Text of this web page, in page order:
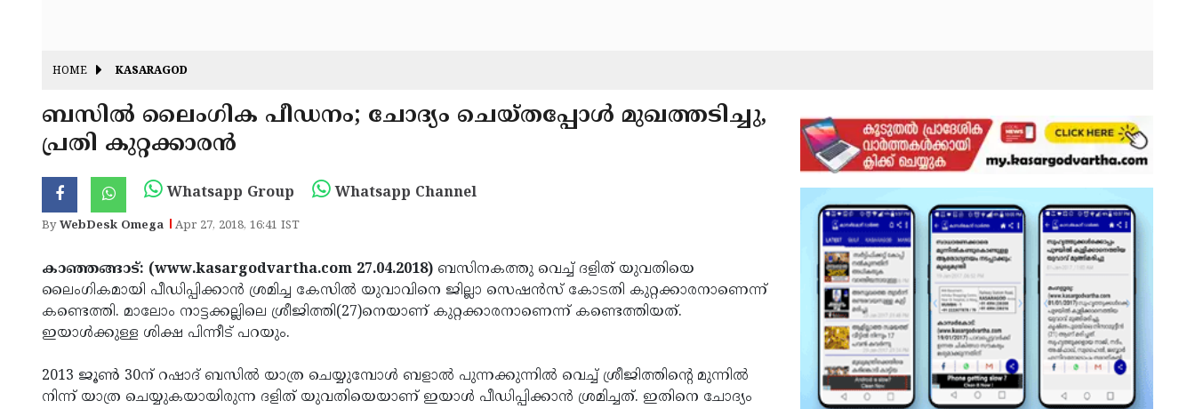
HOME KASARAGOD
ബസില്‍ ലൈംഗിക പീഡനം; ചോദ്യം ചെയ്തപ്പോള്‍ മുഖത്തടിച്ചു,
പ്രതി കുറ്റക്കാരന്‍
Whatsapp Group Whatsapp Channel
ByWebDesk Omega Apr 27, 2018, 16:41 IST
കാഞ്ഞങ്ങാട്: (www.kasargodvartha.com 27.04.2018) ബസിനകത്തു വെച്ച് ദളിത് യുവതിയെ
ലൈംഗികമായി പീഡിപ്പിക്കാന്‍ ശ്രമിച്ച കേസില്‍ യുവാവിനെ ജില്ലാ സെഷന്‍സ് കോടതി കുറ്റക്കാരനാണെന്ന്
കണ്ടെത്തി. മാലോം നാട്ടക്കല്ലിലെ ശ്രീജിത്തി(27)നെയാണ് കുറ്റക്കാരനാണെന്ന് കണ്ടെത്തിയത്.
ഇയാള്‍ക്കുള്ള ശിക്ഷ പിന്നീട് പറയും.
2013 ജൂണ്‍ 30ന് റഷാദ് ബസില്‍ യാത്ര ചെയ്യുമ്പോള്‍ ബളാല്‍ പുന്നക്കുന്നില്‍ വെച്ച് ശ്രീജിത്തിന്റെ മുന്നില്‍
നിന്ന് യാത്ര ചെയ്യുകയായിരുന്ന ദളിത് യുവതിയെയാണ് ഇയാള്‍ പീഡിപ്പിക്കാന്‍ ശ്രമിച്ചത്. ഇതിനെ ചോദ്യം